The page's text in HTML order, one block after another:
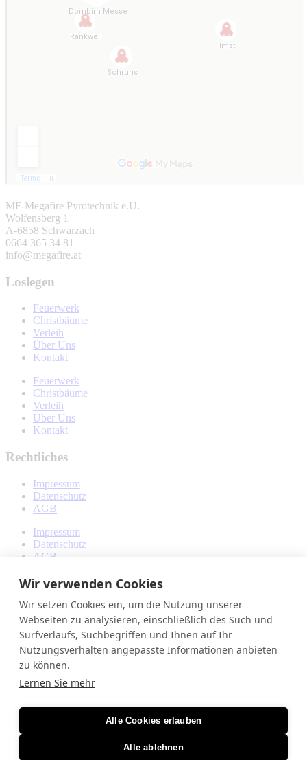
MF-Megafire Pyrotechnik e.U.
Wolfensberg 1
A-6858 Schwarzach
0664 365 34 81
info@megafire.at
Loslegen
Feuerwerk
Christbäume
Verleih
Über Uns
Kontakt
Feuerwerk
Christbäume
Verleih
Über Uns
Kontakt
Rechtliches
Impressum
Datenschutz
AGB
Impressum
Datenschutz
AGB
Sonstiges
Sponsorings
Sponsorings
MF-Megafire Pyrotechnik e.U.
Wolfensberg 1
0664 365 34 81
Loslegen
Wir verwenden Cookies
Wir setzen Cookies ein, um die Nutzung unserer
Webseiten zu analysieren, einschließlich des Such und
Surfverlaufs, Suchbegriffen und Ihnen auf Ihr
Nutzungsverhalten angepasste Informationen anbieten
zu können.
Lernen Sie mehr
Alle Cookies erlauben
Alle ablehnen